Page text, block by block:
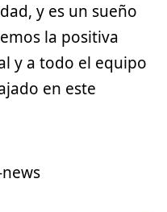
y es un sueño
la positiva
y a todo el equipo
en este